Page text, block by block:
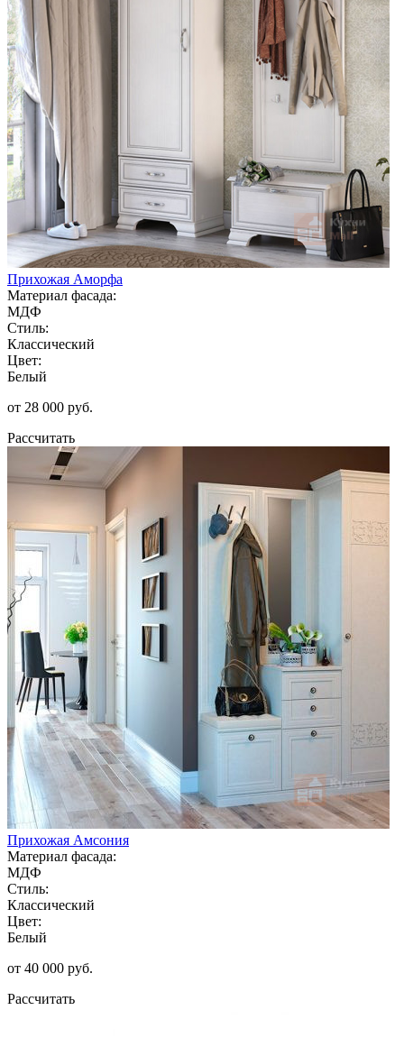
Прихожая Аморфа
Материал фасада:
МДФ
Стиль:
Классический
Цвет:
Белый
от 28 000 руб.
Рассчитать
Прихожая Амсония
Материал фасада:
МДФ
Стиль:
Классический
Цвет:
Белый
от 40 000 руб.
Рассчитать